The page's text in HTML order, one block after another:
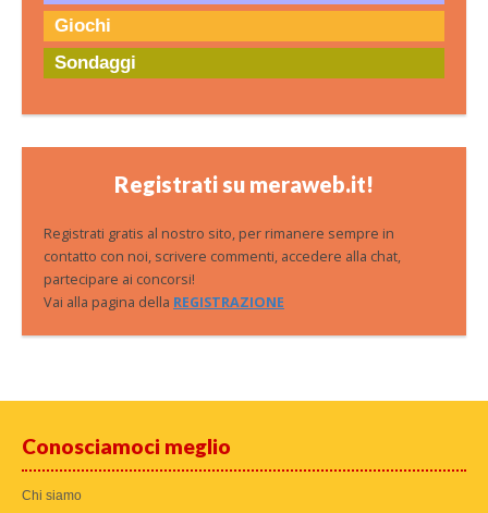
Giochi
Sondaggi
Registrati su meraweb.it!
Registrati gratis al nostro sito, per rimanere sempre in
contatto con noi, scrivere commenti, accedere alla chat,
partecipare ai concorsi!
Vai alla pagina della REGISTRAZIONE
Conosciamoci meglio
Chi siamo